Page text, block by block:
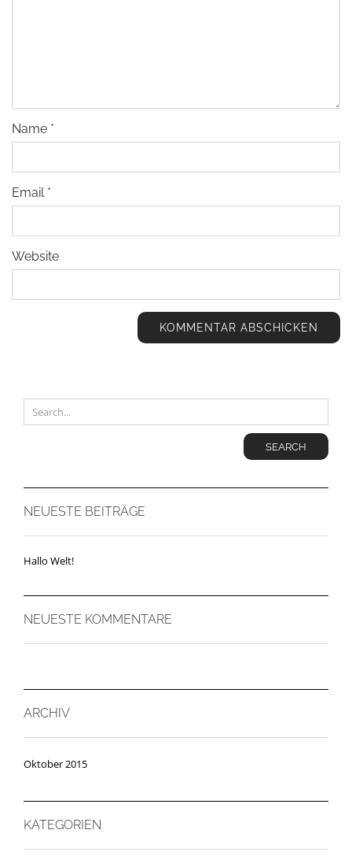
Name *
Email *
Website
SEARCH
NEUESTE BEITRÄGE
Hallo Welt!
NEUESTE KOMMENTARE
ARCHIV
Oktober 2015
KATEGORIEN